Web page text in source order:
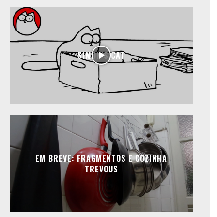
SIMON’S CAT
EM BREVE: FRAGMENTOS E COZINHA
TREVOUS